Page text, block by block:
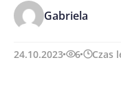
Gabriela
24.10.2023 6 Czas